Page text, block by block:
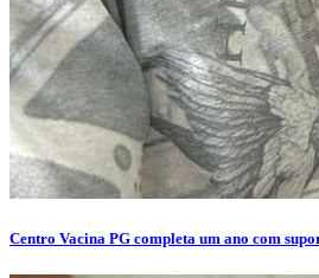
Centro Vacina PG completa um ano com